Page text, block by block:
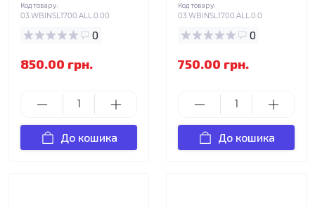
Код товару:
03.WBINSL1700.ALL.0.00
0
850.00 грн.
До кошика
Код товару:
03.WBINSL1700.ALL.0.0
0
750.00 грн.
До кошика